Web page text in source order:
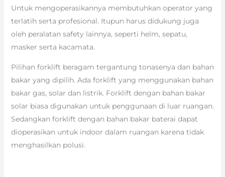
Untuk mengoperasikannya membutuhkan operator yang
terlatih serta profesional. Itupun harus didukung juga
oleh peralatan safety lainnya, seperti helm, sepatu,
masker serta kacamata.
Pilihan forklift beragam tergantung tonasenya dan bahan
bakar yang dipilih. Ada forklift yang menggunakan bahan
bakar gas, solar dan listrik. Forklift dengan bahan bakar
solar biasa digunakan untuk penggunaan di luar ruangan.
Sedangkan forklift dengan bahan bakar baterai dapat
dioperasikan untuk indoor dalam ruangan karena tidak
menghasilkan polusi.